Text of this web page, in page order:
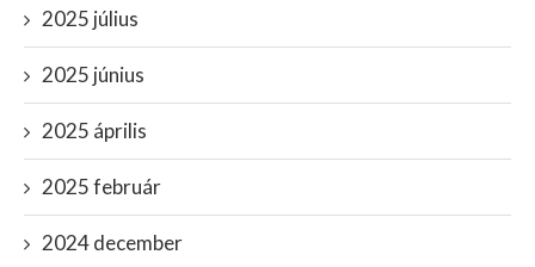
2025 július
2025 június
2025 április
2025 február
2024 december